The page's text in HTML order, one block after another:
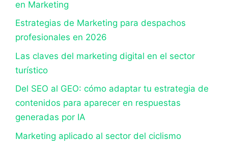
en Marketing
Estrategias de Marketing para despachos
profesionales en 2026
Las claves del marketing digital en el sector
turístico
Del SEO al GEO: cómo adaptar tu estrategia de
contenidos para aparecer en respuestas
generadas por IA
Marketing aplicado al sector del ciclismo